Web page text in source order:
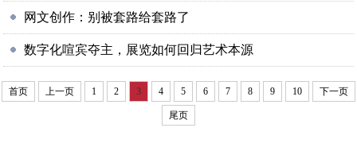
网文创作：别被套路给套路了
数字化喧宾夺主，展览如何回归艺术本源
首页 上一页 1 2 3 4 5 6 7 8 9 10 下一页
尾页